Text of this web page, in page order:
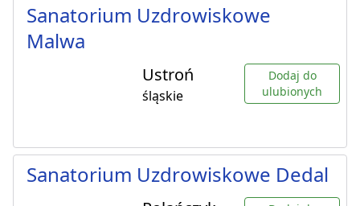
Sanatorium Uzdrowiskowe
Malwa
Ustroń
śląskie
Dodaj do
ulubionych
Sanatorium Uzdrowiskowe Dedal